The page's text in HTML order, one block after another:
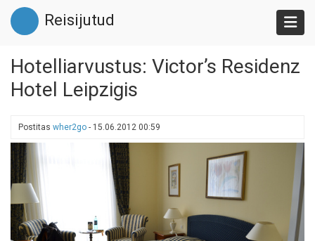
Liigu
edasi
põhisisu
Reisijutud
Hotelliarvustus: Victor’s Residenz
Hotel Leipzigis
Postitas wher2go - 15.06.2012 00:59